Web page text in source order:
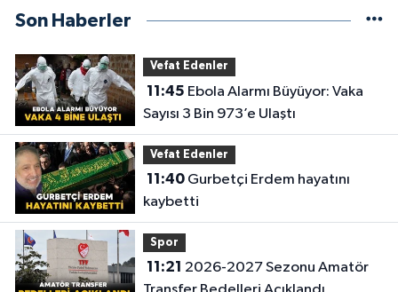
Son Haberler
Vefat Edenler
11:45
Sayısı 3 Bin 973’e Ulaştı
Vefat Edenler
11:40Gurbetçi Erdem hayatını
kaybetti
Spor
11:21